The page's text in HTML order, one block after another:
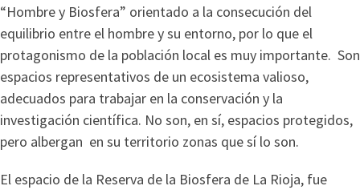
“Hombre y Biosfera” orientado a la consecución del
equilibrio entre el hombre y su entorno, por lo que el
protagonismo de la población local es muy importante. Son
espacios representativos de un ecosistema valioso,
adecuados para trabajar en la conservación y la
investigación científica. No son, en sí, espacios protegidos,
pero albergan en su territorio zonas que sí lo son.
El espacio de la Reserva de la Biosfera de La Rioja, fue